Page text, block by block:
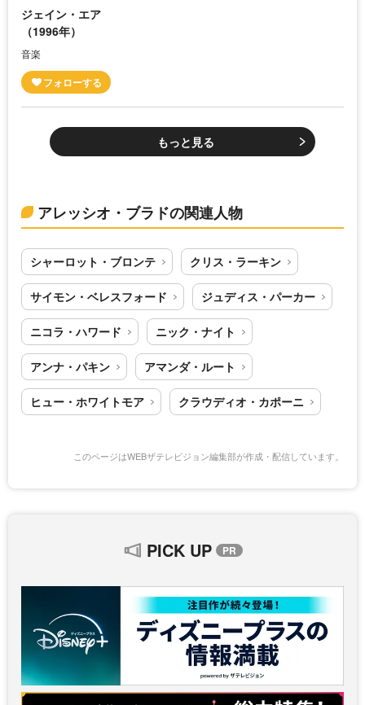
ジェイン・エア
（1996年）
音楽
もっと見る
アレッシオ・ブラドの関連人物
シャーロット・ブロンテ クリス・ラーキン
サイモン・ベレスフォード ジュディス・パーカー
ニコラ・ハワード ニック・ナイト
アンナ・パキン アマンダ・ルート
ヒュー・ホワイトモア クラウディオ・カポーニ
このページはWEBザテレビジョン編集部が作成・配信しています。
PICK UP